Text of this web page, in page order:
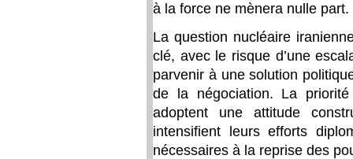
à la force ne mènera nulle part.
La question nucléaire
clé, avec le risque d’une
parvenir à une solution
de la négociation. La
adoptent une attitude
intensifient leurs efforts
nécessaires à la reprise des